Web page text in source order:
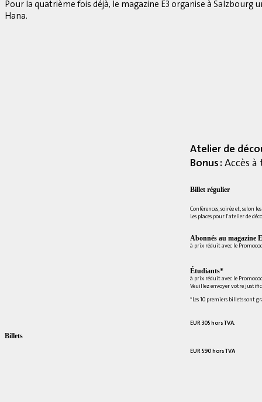
Pour la quatrième fois déjà, le magazine E3 organise à
Hana.
Atelier de
Bonus : Accès
Billet régulier
Conférences, soirée et, selon
Les places pour l'atelier de
Abonnés au magazine
à prix réduit avec le
Étudiants*
à prix réduit avec le
Veuillez envoyer votre
*Les 10 premiers billets sont
EUR 305 hors TVA.
EUR 590 hors TVA
Billets